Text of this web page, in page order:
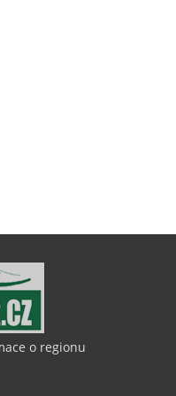
o regionu